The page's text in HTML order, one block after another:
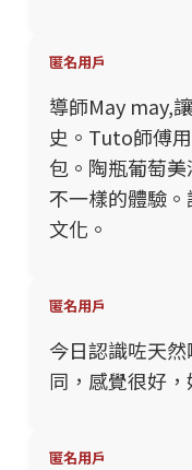
匿名用戶
導師May may,
史。Tuto師傅
包。陶瓶葡萄
不一樣的體驗
文化。
匿名用戶
今日認識咗天
同，感覺很好
匿名用戶